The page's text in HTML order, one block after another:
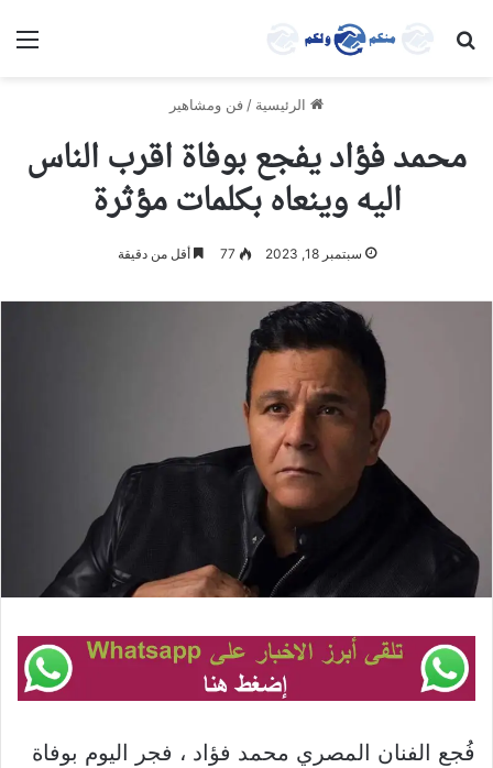
بحث عن
الرئيسية / فن ومشاهير
محمد فؤاد يفجع بوفاة اقرب الناس
اليه وينعاه بكلمات مؤثرة
سبتمبر 18, 2023 77 أقل من دقيقة
فُجع الفنان المصري محمد فؤاد ، فجر اليوم بوفاة